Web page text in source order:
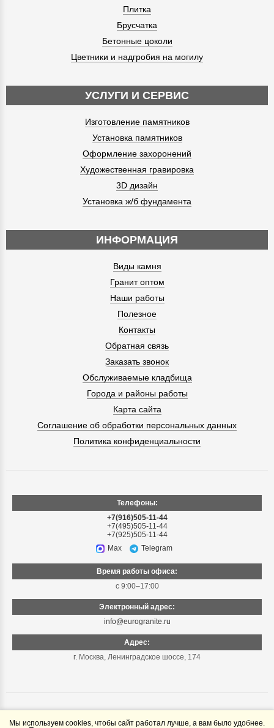
Плитка
Брусчатка
Бетонные цоколи
Цветники и надгробия на могилу
УСЛУГИ И СЕРВИС
Изготовление памятников
Установка памятников
Оформление захоронений
Художественная гравировка
3D дизайн
Установка ж/б фундамента
ИНФОРМАЦИЯ
Виды камня
Гранит оптом
Наши работы
Полезное
Контакты
Обратная связь
Заказать звонок
Обслуживаемые кладбища
Города и районы работы
Карта сайта
Соглашение об обработки персональных данных
Политика конфиденциальности
Телефоны:
+7(916)505-11-44
+7(495)505-11-44
+7(925)505-11-44
Max
Telegram
Время работы офиса:
с 9:00–17:00
Электронный адрес:
info@eurogranite.ru
Адрес:
г. Москва, Ленинградское шоссе, 174
Мы используем cookies, чтобы сайт работал лучше, а вам было удобнее.